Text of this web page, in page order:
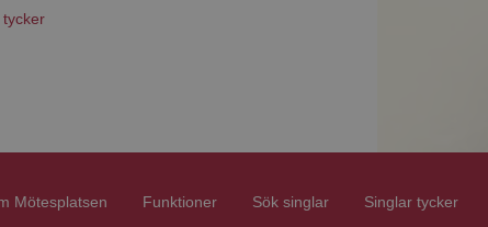
Mötesplatsen Funktioner Sök singlar Singlar tycker